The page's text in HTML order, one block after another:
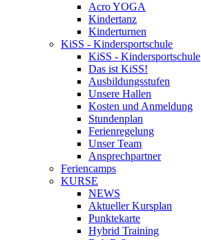
Acro YOGA
Kindertanz
Kinderturnen
KiSS - Kindersportschule
KiSS - Kindersportschule
Das ist KiSS!
Ausbildungsstufen
Unsere Hallen
Kosten und Anmeldung
Stundenplan
Ferienregelung
Unser Team
Ansprechpartner
Feriencamps
KURSE
NEWS
Aktueller Kursplan
Punktekarte
Hybrid Training